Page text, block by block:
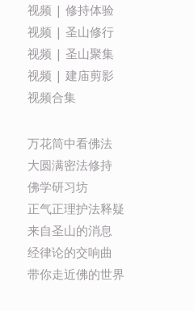
视频 | 修持体验
视频 | 圣山修行
视频 | 圣山聚集
视频 | 建庙剪影
视频合集
万花筒中看佛法
大圆满密法修持
佛学研习坊
正气正理护法释疑
来自圣山的消息
经律论的交响曲
带你走近佛的世界